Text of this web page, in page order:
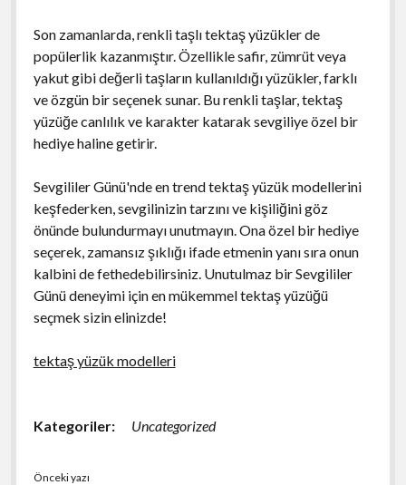
Son zamanlarda, renkli taşlı tektaş yüzükler de
popülerlik kazanmıştır. Özellikle safir, zümrüt veya
yakut gibi değerli taşların kullanıldığı yüzükler, farklı
ve özgün bir seçenek sunar. Bu renkli taşlar, tektaş
yüzüğe canlılık ve karakter katarak sevgiliye özel bir
hediye haline getirir.
Sevgililer Günü'nde en trend tektaş yüzük modellerini
keşfederken, sevgilinizin tarzını ve kişiliğini göz
önünde bulundurmayı unutmayın. Ona özel bir hediye
seçerek, zamansız şıklığı ifade etmenin yanı sıra onun
kalbini de fethedebilirsiniz. Unutulmaz bir Sevgililer
Günü deneyimi için en mükemmel tektaş yüzüğü
seçmek sizin elinizde!
tektaş yüzük modelleri
Kategoriler: Uncategorized
Önceki yazı